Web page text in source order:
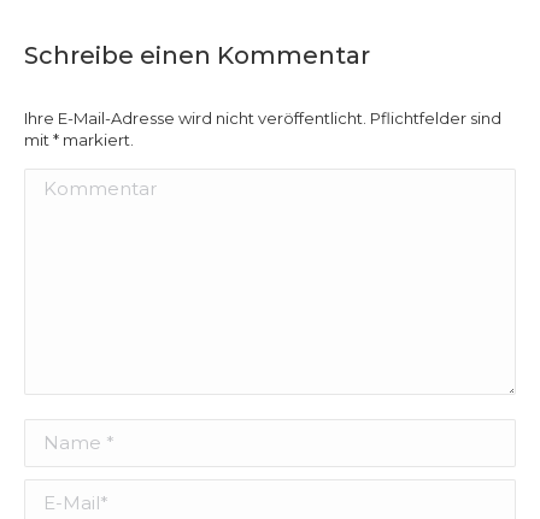
Schreibe einen Kommentar
Ihre E-Mail-Adresse wird nicht veröffentlicht. Pflichtfelder sind
mit * markiert.
Kommentar
Name *
E-Mail *